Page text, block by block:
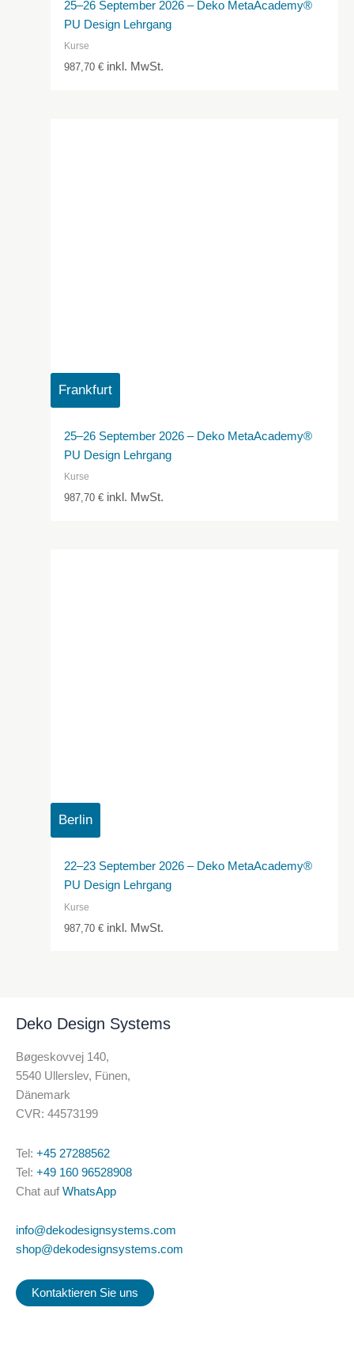
25–26 September 2026 – Deko MetaAcademy®
PU Design Lehrgang
Kurse
987,70€ inkl. MwSt.
Frankfurt
25–26 September 2026 – Deko MetaAcademy®
PU Design Lehrgang
Kurse
987,70€ inkl. MwSt.
Berlin
22–23 September 2026 – Deko MetaAcademy®
PU Design Lehrgang
Kurse
987,70€ inkl. MwSt.
Deko Design Systems
Bøgeskovvej 140,
5540 Ullerslev, Fünen,
Dänemark
CVR: 44573199
Tel: +45 27288562
Tel: +49 160 96528908
Chat auf WhatsApp
info@dekodesignsystems.com
shop@dekodesignsystems.com
Kontaktieren Sie uns